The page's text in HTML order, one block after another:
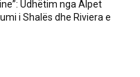
Udhëtim nga Alpet
i Shalës dhe Riviera e